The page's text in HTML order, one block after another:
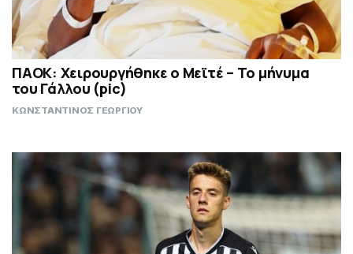
ΠΑΟΚ: Χειρουργήθηκε ο Μεϊτέ – Το μήνυμα
του Γάλλου (pic)
ΚΩΝΣΤΑΝΤΙΝΟΣ ΓΕΩΡΓΙΟΥ